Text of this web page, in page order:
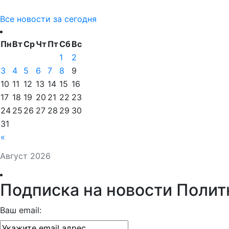
Все новости за сегодня
Август 2026
ПнВтСрЧтПтСбВс
«
1
2
3
4 5 6 7 8
9
10 11 12 13 14 15 16
17 18 19 20 21 22 23
24 25 26 27 28 29 30
31
Подписка на новости
Ваш email: